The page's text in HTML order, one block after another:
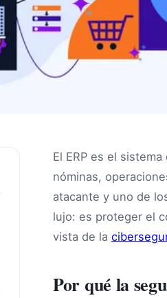
El ERP es el
nóminas,
atacante y uno de
lujo: es proteger el
vista de la
Por qué la